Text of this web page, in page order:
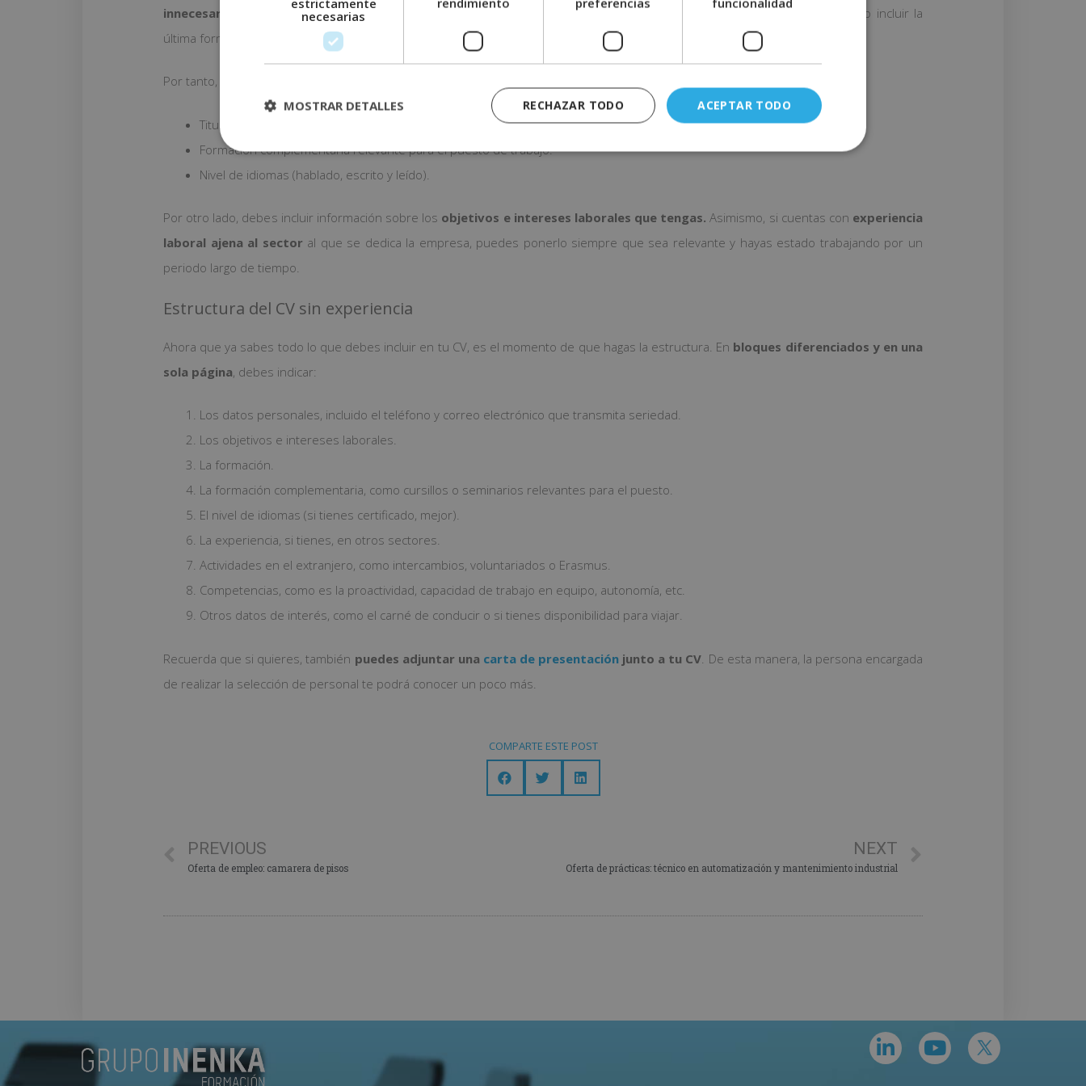
innecesario que incluyas todos los niveles de estudios. Y si no cuentas con estudios universitarios, solo es necesario incluir la
última formación que hayas terminado. Eso sí,
si has estado en el extranjero estudiando, debes incluirlo
Por tanto, lo primero que debes incluir sobre tu formación es:
Titulación y centro de estudios donde lo has cursado.
Formación complementaria relevante para el puesto de trabajo.
Nivel de idiomas (hablado, escrito y leído).
Por otro lado, debes incluir información sobre los objetivos e intereses laborales que tengas.Asimismo, si cuentas con experiencia
laboral ajena al sector al que se dedica la empresa, puedes ponerlo siempre que sea relevante y hayas estado trabajando por un
periodo largo de tiempo.
Estructura del CV sin experiencia
Ahora que ya sabes todo lo que debes incluir en tu CV, es el momento de que hagas la estructura. En bloques diferenciados y en una
sola página , debes indicar:
Los datos personales, incluido el teléfono y correo electrónico que transmita seriedad.
Los objetivos e intereses laborales.
La formación.
La formación complementaria, como cursillos o seminarios relevantes para el puesto.
El nivel de idiomas (si tienes certificado, mejor).
La experiencia, si tienes, en otros sectores.
Actividades en el extranjero, como intercambios, voluntariados o Erasmus.
Competencias, como es la proactividad, capacidad de trabajo en equipo, autonomía, etc.
Otros datos de interés, como el carné de conducir o si tienes disponibilidad para viajar.
Recuerda que si quieres, también puedes adjuntar una carta de presentación junto a tu CV . De esta manera, la persona encargada
de realizar la selección de personal te podrá conocer un poco más.
COMPARTE ESTE POST
PREVIOUS
Oferta de empleo: camarera de pisos
NEXT
Oferta de prácticas: técnico en automatización y mantenimiento industrial
necesarias
ACEPTAR TODO
RECHAZAR TODO
MOSTRAR DETALLES